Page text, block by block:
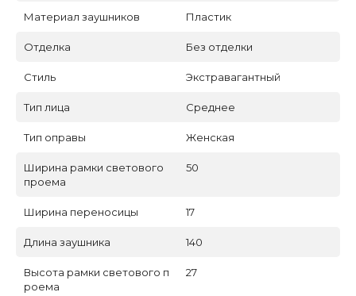
Материал заушников Пластик
Отделка Без отделки
Стиль Экстравагантный
Тип лица Среднее
Тип оправы Женская
Ширина рамки светового
проема
50
Ширина переносицы 17
Длина заушника 140
Высота рамки светового п
роема
27